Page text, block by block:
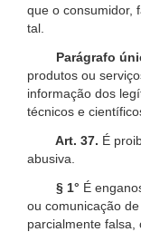
que o consumidor,
tal.
Parágrafo
produtos ou
informação dos
técnicos e
Art. 37. É
abusiva.
§ 1° É
ou comunicação
parcialmente